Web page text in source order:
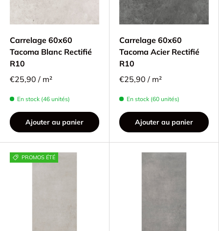
Carrelage 60x60
Tacoma Blanc Rectifié
R10
€25,90 / m²
En stock (46 unités)
Ajouter au panier
Carrelage 60x60
Tacoma Acier Rectifié
R10
€25,90 / m²
En stock (60 unités)
Ajouter au panier
PROMOS ÉTÉ